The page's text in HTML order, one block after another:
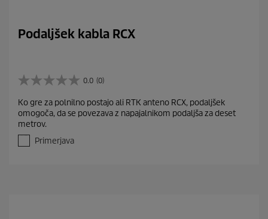
Podaljšek kabla RCX
0.0 (0)
0
0
o
d
z
Ko gre za polnilno postajo ali RTK anteno RCX, podaljšek
omogoča, da se povezava z napajalnikom podaljša za deset
metrov.
Primerjava